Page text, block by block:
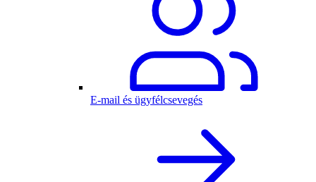
E-mail és ügyfélcsevegés